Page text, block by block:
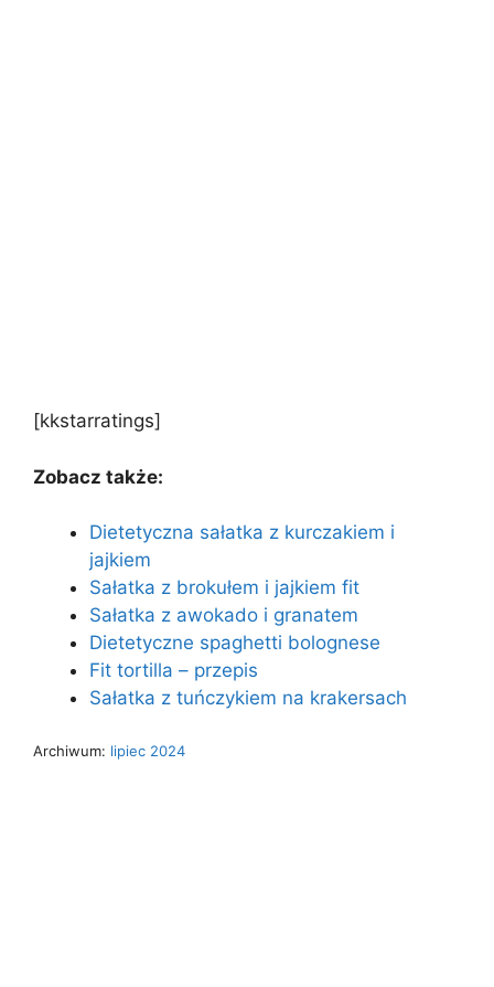
[kkstarratings]
Zobacz także:
Dietetyczna sałatka z kurczakiem i
jajkiem
Sałatka z brokułem i jajkiem fit
Sałatka z awokado i granatem
Dietetyczne spaghetti bolognese
Fit tortilla – przepis
Sałatka z tuńczykiem na krakersach
Archiwum: lipiec 2024